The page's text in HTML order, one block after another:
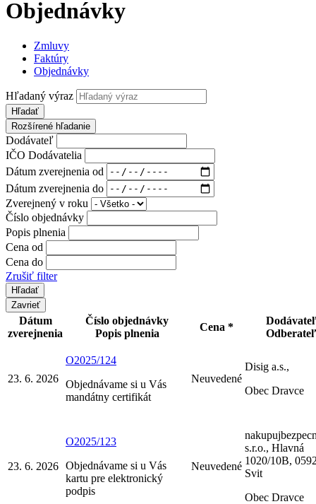
Objednávky
Zmluvy
Faktúry
Objednávky
Hľadaný výraz
Hľadať
Rozšírené hľadanie
Dodávateľ
IČO Dodávatelia
Dátum zverejnenia od
Dátum zverejnenia do
Zverejnený v roku
Číslo objednávky
Popis plnenia
Cena od
Cena do
Zrušiť filter
Zavrieť
Dátum
zverejnenia
Číslo objednávky
Popis plnenia
Cena *
Odberateľ
23. 6. 2026
O2025/124
Objednávame si u Vás
mandátny certifikát
Neuvedené
Disig a.s.,
Obec Dravce
23. 6. 2026
O2025/123
Objednávame si u Vás
kartu pre elektronický
podpis
Neuvedené
s.r.o., Hlavná
1020/10B,
Svit
Obec Dravce